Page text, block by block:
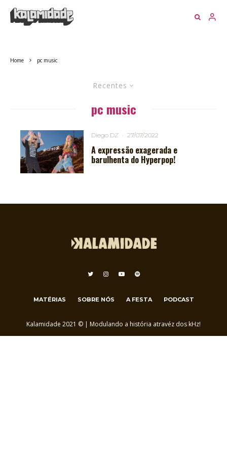
Home pc music
Recentes
pc music
Diego DZ · 27/07/2022
A expressão exagerada e
barulhenta do Hyperpop!
MATÉRIAS SOBRE NÓS A FESTA PODCAST
Kalamidade 2021 © | Modulando a história atravéz dos kHz!